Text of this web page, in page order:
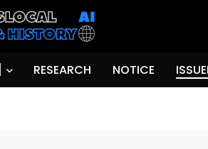
RESEARCH NOTICE